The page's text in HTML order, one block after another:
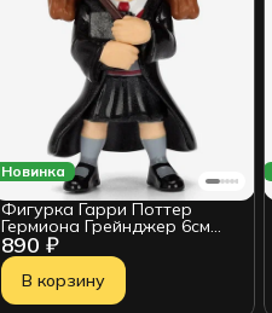
Новинка
890 ₽
Фигурка Гарри Поттер
Гермиона Грейнджер 6см
36127
В корзину